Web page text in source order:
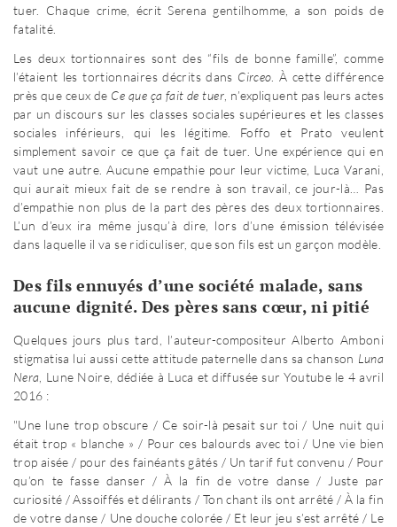
tuer. Chaque crime, écrit Serena gentilhomme, a son poids de
fatalité.
Les deux tortionnaires sont des “fils de bonne famille”, comme
l’étaient les tortionnaires décrits dans Circeo . À cette différence
près que ceux de Ce que ça fait de tuer, n’expliquent pas leurs actes
par un discours sur les classes sociales supérieures et les classes
sociales inférieurs, qui les légitime. Foffo et Prato veulent
simplement savoir ce que ça fait de tuer. Une expérience qui en
vaut une autre. Aucune empathie pour leur victime, Luca Varani,
qui aurait mieux fait de se rendre à son travail, ce jour-là… Pas
d’empathie non plus de la part des pères des deux tortionnaires.
L’un d’eux ira même jusqu’à dire, lors d’une émission télévisée
dans laquelle il va se ridiculiser, que son fils est un garçon modèle.
Des fils ennuyés d’une société malade, sans
aucune dignité. Des pères sans cœur, ni pitié
Quelques jours plus tard, l’auteur-compositeur Alberto Amboni
stigmatisa lui aussi cette attitude paternelle dans sa chanson Luna
Nera , Lune Noire, dédiée à Luca et diffusée sur Youtube le 4 avril
2016 :
"Une lune trop obscure / Ce soir-là pesait sur toi / Une nuit qui
était trop « blanche » / Pour ces balourds avec toi / Une vie bien
trop aisée / pour des fainéants gâtés / Un tarif fut convenu / Pour
qu’on te fasse danser / À la fin de votre danse / Juste par
curiosité / Assoiffés et délirants / Ton chant ils ont arrêté / À la fin
de votre danse / Une douche colorée / Et leur jeu s’est arrêté / Le